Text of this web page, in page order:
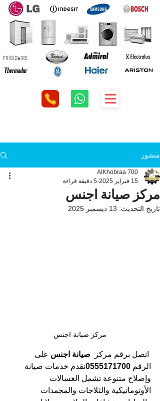
منشور
مركز صيانة اجنس
AlKhobraa 700
15 فبراير 2025
5 دقيقة قراءة
تاريخ التحديث: 13 ديسمبر 2025
مركز صيانة اجنس
اتصل برقم مركز صيانة اجنس على
الرقم 0555171700نقدم خدمات صيانة
وإصلاح متنوعة تشمل الغسالات
الأوتوماتيكية والثلاجات والمجمدات